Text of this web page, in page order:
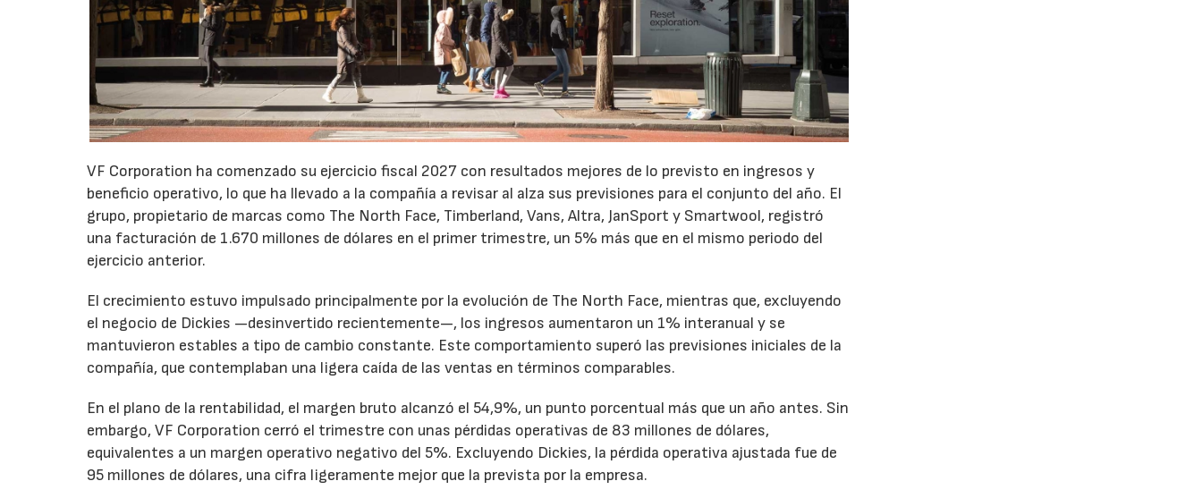
VF Corporation ha comenzado su ejercicio fiscal 2027 con resultados mejores de lo previsto en ingresos y
beneficio operativo, lo que ha llevado a la compañía a revisar al alza sus previsiones para el conjunto del año. El
grupo, propietario de marcas como The North Face, Timberland, Vans, Altra, JanSport y Smartwool, registró
una facturación de 1.670 millones de dólares en el primer trimestre, un 5% más que en el mismo periodo del
ejercicio anterior.
El crecimiento estuvo impulsado principalmente por la evolución de The North Face, mientras que, excluyendo
el negocio de Dickies —desinvertido recientemente—, los ingresos aumentaron un 1% interanual y se
mantuvieron estables a tipo de cambio constante. Este comportamiento superó las previsiones iniciales de la
compañía, que contemplaban una ligera caída de las ventas en términos comparables.
En el plano de la rentabilidad, el margen bruto alcanzó el 54,9%, un punto porcentual más que un año antes. Sin
embargo, VF Corporation cerró el trimestre con unas pérdidas operativas de 83 millones de dólares,
equivalentes a un margen operativo negativo del 5%. Excluyendo Dickies, la pérdida operativa ajustada fue de
95 millones de dólares, una cifra ligeramente mejor que la prevista por la empresa.